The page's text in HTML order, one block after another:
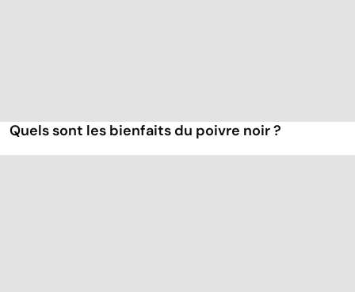
Quels sont les bienfaits du poivre noir ?